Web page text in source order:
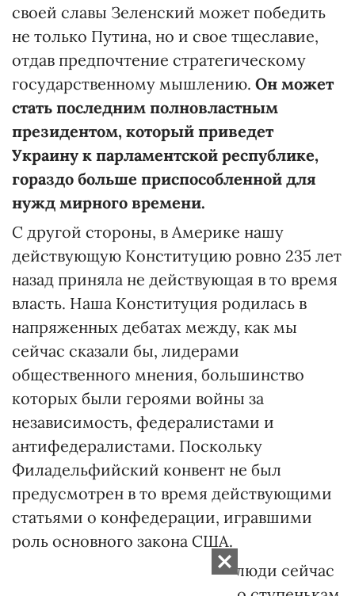
своей славы Зеленский может победить
не только Путина, но и свое тщеславие,
отдав предпочтение стратегическому
государственному мышлению. Он может
стать последним полновластным
президентом, который приведет
Украину к парламентской республике,
гораздо больше приспособленной для
нужд мирного времени.
С другой стороны, в Америке нашу
действующую Конституцию ровно 235 лет
назад приняла не действующая в то время
власть. Наша Конституция родилась в
напряженных дебатах между, как мы
сейчас сказали бы, лидерами
общественного мнения, большинство
которых были героями войны за
независимость, федералистами и
антифедералистами. Поскольку
Филадельфийский конвент не был
предусмотрен в то время действующими
статьями о конфедерации, игравшими
роль основного закона США.
— Боюсь, наши влиятельные люди сейчас